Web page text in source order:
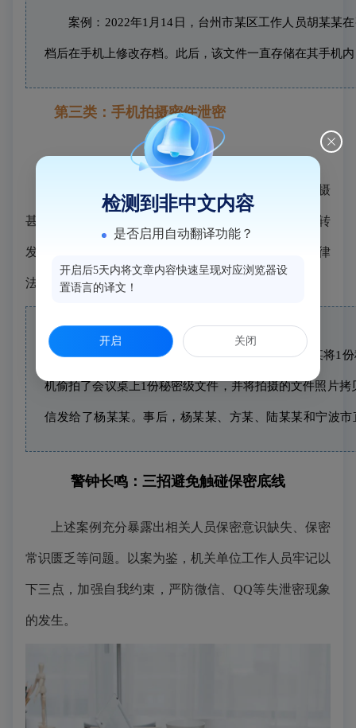
案例 ：2022年1月14日，台州市某区工作人员胡某某
档后在手机上修改存档。此后，该文件一直存储在其手机
第三类：手机拍摄密件泄密
，其当事人均存在使用手机拍摄
甚至是偷拍国家秘密文件行为，拍摄后照片或点对点转
发、或发送至群、或进行文字识别，都违反了保密法律
法规。
案例：2022年4月8日，浙江某公司工程师杨某某将1
机偷拍了会议桌上1份秘密级文件，并将拍摄的文件照片
信发给了杨某某。事后，杨某某、方某、陆某某和宁波
警钟长鸣：三招避免触碰保密底线
上述案例 充分暴露出相关人员保密意识缺失、保密
常识匮乏等问题。以案为鉴， 机关单位工作人员牢记以
下三点，加强自我约束， 严防微信、QQ等失泄密现象
的发生。
检测到非中文内容
是否启用自动翻译功能？
开启后5天内将文章内容快速呈现对应浏览器设
置语言的译文！
开启 关闭